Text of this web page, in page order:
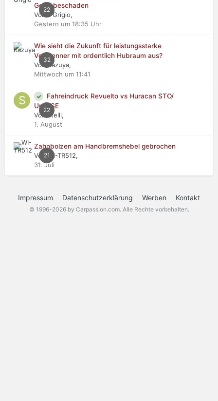
22
Getriebeschaden
Von Il Grigio,
Gestern um 18:35 Uhr
32
Wie sieht die Zukunft für leistungsstarke
Verbrenner mit ordentlich Hubraum aus?
Von Kazuya,
Mittwoch um 11:41
22
Fahreindruck Revuelto vs Huracan STO/
Urus SE
Von stelli,
1. August
21
Zahnbolzen am Handbremshebel gebrochen
Von WI-TR512,
31. Juli
Impressum Datenschutzerklärung Werben Kontakt
© 1996-2026 by Carpassion.com. Alle Rechte vorbehalten.